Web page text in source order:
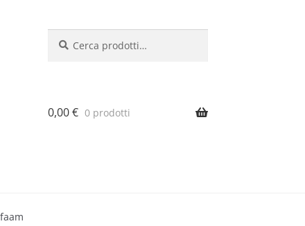
0,00€ 0 prodotti